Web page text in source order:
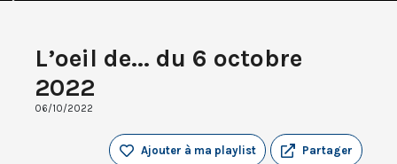
L’oeil de... du 6 octobre
2022
06/10/2022
Partager
Ajouter à ma playlist